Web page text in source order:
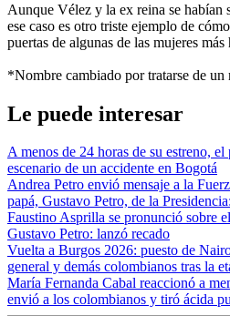
Aunque Vélez y la ex reina se habían
ese caso es otro triste ejemplo de
puertas de algunas de las mujeres más
*Nombre cambiado por tratarse de un
Le puede interesar
A menos de 24 horas de su estreno, el
escenario de un accidente en Bogotá
Andrea Petro envió mensaje a la
papá, Gustavo Petro, de la
Faustino Asprilla se pronunció sobre
Gustavo Petro: lanzó recado
Vuelta a Burgos 2026: puesto de
general y demás colombianos tras la
María Fernanda Cabal reaccionó a
envió a los colombianos y tiró ácida